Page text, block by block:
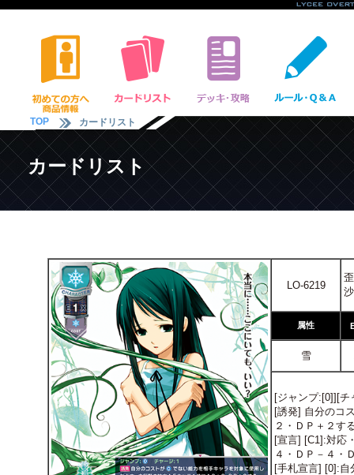
TOP カードリスト
カードリスト
LO-6219
属性
雪
[ジャンプ:[0]][チ
[誘発] 自分のコ
２・ＤＰ＋２す
[宣言] [C1]:対応
４・ＤＰ－４・
[手札宣言] [0]:自